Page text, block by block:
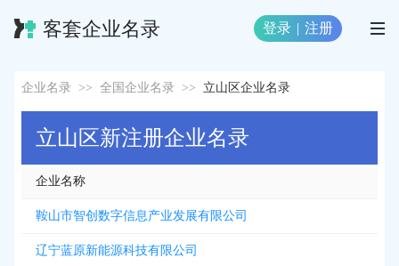
客套企业名录 登录 | 注册
企业名录 >> 全国企业名录 >> 立山区企业名录
立山区新注册企业名录
企业名称
鞍山市智创数字信息产业发展有限公司
辽宁蓝原新能源科技有限公司